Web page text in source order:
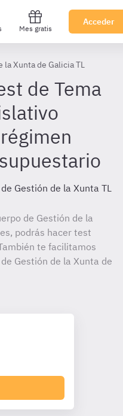
Mes gratis
Acceder
Xunta de Galicia TL
de Tema
Gestión de la Xunta TL
de Gestión de la
podrás hacer test
te facilitamos
Gestión de la Xunta de